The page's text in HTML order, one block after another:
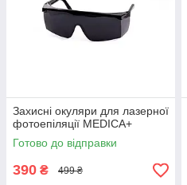
Захисні окуляри для лазерної
фотоепіляції MEDICA+
Готово до відправки
390 ₴ 499 ₴